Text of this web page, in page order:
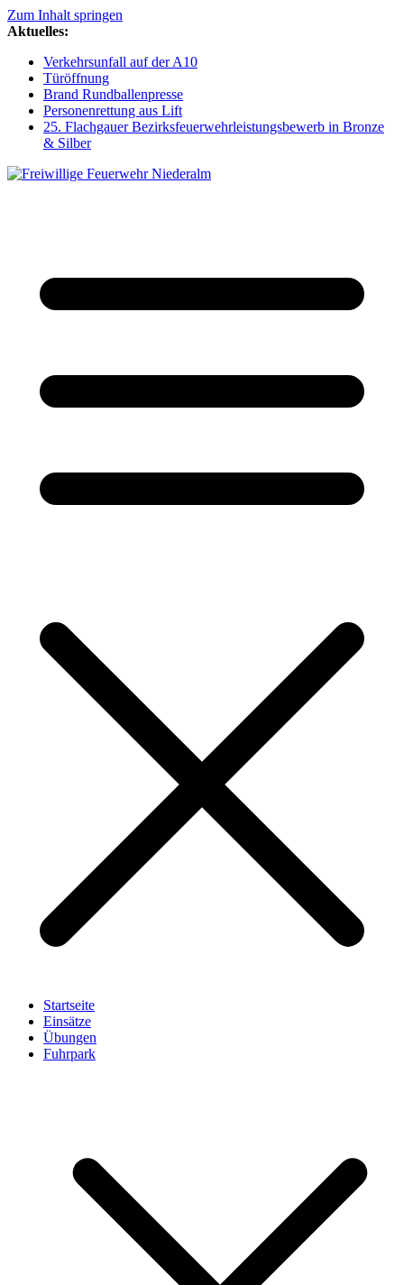
Zum Inhalt springen
Aktuelles:
Verkehrsunfall auf der A10
Türöffnung
Brand Rundballenpresse
Personenrettung aus Lift
25. Flachgauer Bezirksfeuerwehrleistungsbewerb in Bronze
& Silber
Startseite
Einsätze
Übungen
Fuhrpark